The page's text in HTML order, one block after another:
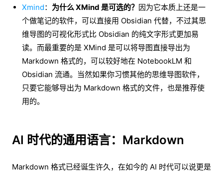
Xmind： 为什么 XMind 是可选的？ 因为它本质上还是一
个做笔记的软件，可以直接用 Obsidian 代替，不过其思
维导图的可视化形式比 Obsidian 的纯文字形式更加易
读。而最重要的是 XMind 是可以将导图直接导出为
Markdown 格式的，可以较好地在 NotebookLM 和
Obsidian 流通。当然如果你习惯其他的思维导图软件，
只要它能够导出为 Markdown 格式的文件，也是推荐使
用的。
AI 时代的通用语言：Markdown
Markdown 格式已经诞生许久，在如今的 AI 时代可以说更是